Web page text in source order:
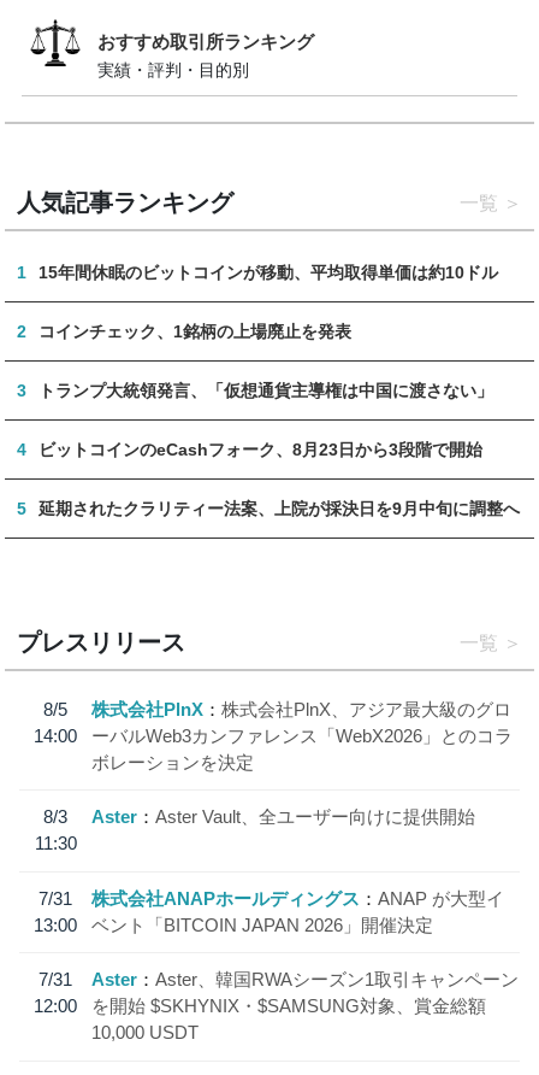
おすすめ取引所ランキング
実績・評判・目的別
人気記事ランキング 一覧
1 15年間休眠のビットコインが移動、平均取得単価は約10ドル
2 コインチェック、1銘柄の上場廃止を発表
3 トランプ大統領発言、「仮想通貨主導権は中国に渡さない」
4 ビットコインのeCashフォーク、8月23日から3段階で開始
5 延期されたクラリティー法案、上院が採決日を9月中旬に調整へ
プレスリリース 一覧
8/5
14:00
株式会社PlnX
株式会社PlnX、アジア最大級のグロ
ーバルWeb3カンファレンス「WebX2026」とのコラ
ボレーションを決定
8/3
11:30
Aster Aster Vault、全ユーザー向けに提供開始
7/31
13:00
株式会社ANAPホールディングス
ANAP が大型イ
ベント「BITCOIN JAPAN 2026」開催決定
7/31
12:00
Aster
Aster、韓国RWAシーズン1取引キャンペーン
を開始 $SKHYNIX・$SAMSUNG対象、賞金総額
10,000 USDT